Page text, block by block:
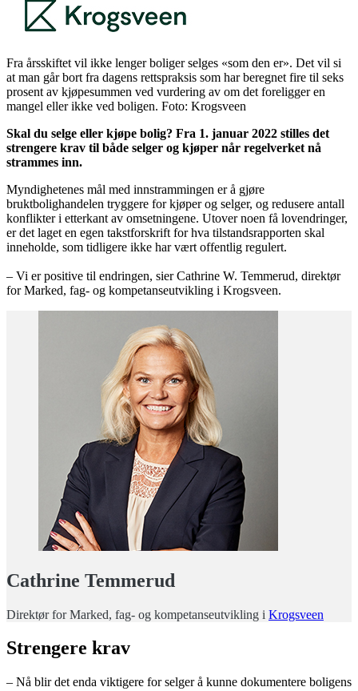
Fra årsskiftet vil ikke lenger boliger selges «som den er». Det vil si
at man går bort fra dagens rettspraksis som har beregnet fire til seks
prosent av kjøpesummen ved vurdering av om det foreligger en
mangel eller ikke ved boligen. Foto: Krogsveen
Skal du selge eller kjøpe bolig? Fra 1. januar 2022 stilles det
strengere krav til både selger og kjøper når regelverket nå
strammes inn.
Myndighetenes mål med innstrammingen er å gjøre
bruktbolighandelen tryggere for kjøper og selger, og redusere antall
konflikter i etterkant av omsetningene. Utover noen få lovendringer,
er det laget en egen takstforskrift for hva tilstandsrapporten skal
inneholde, som tidligere ikke har vært offentlig regulert.
– Vi er positive til endringen, sier Cathrine W. Temmerud, direktør
for Marked, fag- og kompetanseutvikling i Krogsveen.
Cathrine Temmerud
Direktør for Marked, fag- og kompetanseutvikling i Krogsveen
Strengere krav
– Nå blir det enda viktigere for selger å kunne dokumentere boligens